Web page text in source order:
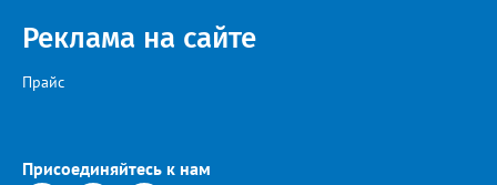
Реклама на сайте
Прайс
Присоединяйтесь к нам